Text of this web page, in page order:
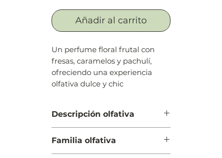
Añadir al carrito
Un perfume floral frutal con
fresas, caramelos y pachulí,
ofreciendo una experiencia
olfativa dulce y chic
Descripción olfativa
fresa
Cuerpo: Jazmín, rosa, violeta,
Familia olfativa